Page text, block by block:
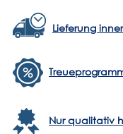
Lieferung
Nur qualitativ